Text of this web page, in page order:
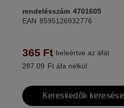
rendelésszám 4701605
EAN 8595126932776
365 Ft beleértve az áfát
287.09 Ft áfa nélkül
Kereskedők keresése